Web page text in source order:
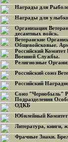
Награды для
Награды для
Организация
десантных войск.
Ветеранские
Общевойсковые.
Российский
Военной Службы.
Религиозные
Российский союз
Российский
Союз "Чернобыль"
Подразделения
ОДКБ
Юбилейный
Литература, книги,
Фрачные Знаки.